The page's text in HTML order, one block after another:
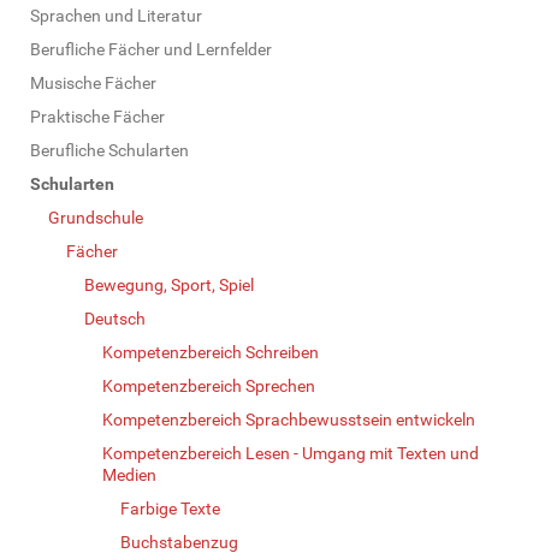
Sprachen und Literatur
Berufliche Fächer und Lernfelder
Musische Fächer
Praktische Fächer
Berufliche Schularten
Schularten
Grundschule
Fächer
Bewegung, Sport, Spiel
Deutsch
Kompetenzbereich Schreiben
Kompetenzbereich Sprechen
Kompetenzbereich Sprachbewusstsein entwickeln
Kompetenzbereich Lesen - Umgang mit Texten und
Medien
Farbige Texte
Buchstabenzug